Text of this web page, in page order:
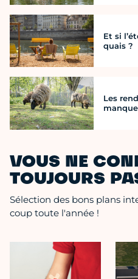
Et si
quais ?
Les
VOUS NE
TOUJOURS
Sélection des bons plans
coup toute l'année !